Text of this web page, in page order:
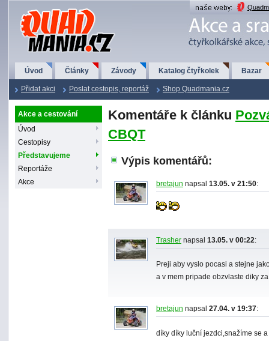
QuadMania.cz
Úvod Články Závody Katalog čtyřkolek Bazar
Přidat akci Poslat cestopis, reportáž Shop Quadmania.cz
Akce a cestování
Úvod
Cestopisy
Představujeme
Reportáže
Akce
Komentáře k článku
CBQT
Výpis komentářů:
bretajun napsal 13.05. v 21:50:
Trasher napsal 13.05. v 00:22:
Preji aby vyslo pocasi a stejne
a v mem pripade obzvlaste diky
bretajun napsal 27.04. v 19:37:
díky díky luční jezdci,snažíme se